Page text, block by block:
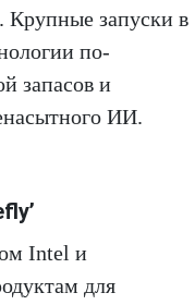
Крупные запуски в
по-
запасов и
ИИ.
Intel и
для